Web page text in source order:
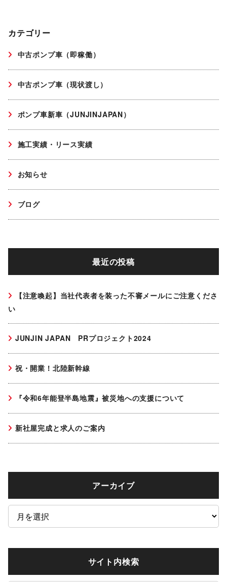
カテゴリー
中古ポンプ車（即稼働）
中古ポンプ車（現状渡し）
ポンプ車新車（JUNJINJAPAN）
施工実績・リース実績
お知らせ
ブログ
最近の投稿
【注意喚起】当社代表者を装った不審メールにご注意くださ
い
JUNJIN JAPAN PRプロジェクト2024
祝・開業！北陸新幹線
『令和6年能登半島地震』被災地への支援について
新社屋完成と求人のご案内
アーカイブ
ー
サイト内検索